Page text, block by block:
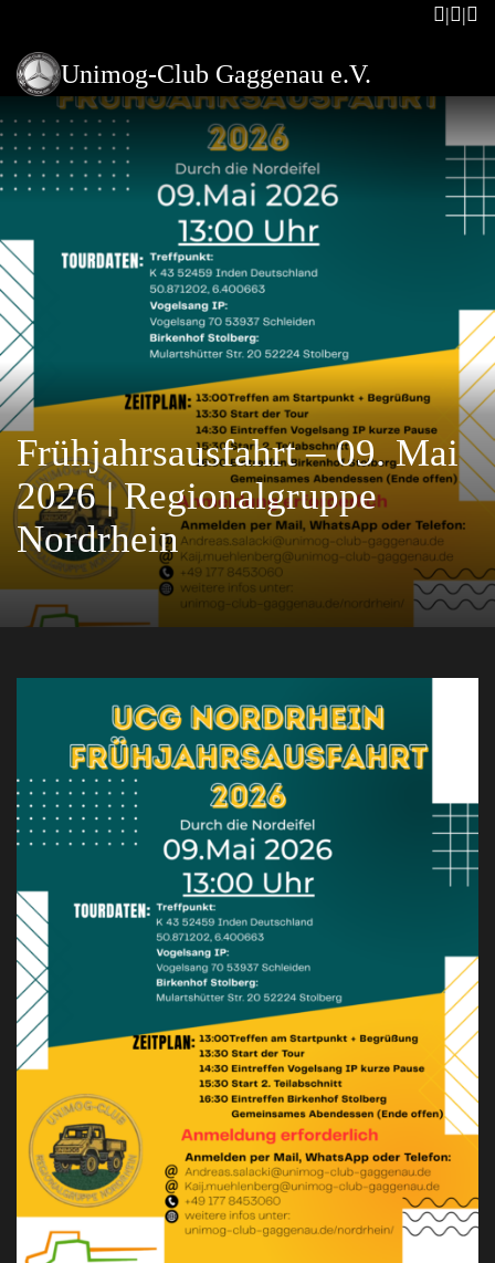
Unimog-Club Gaggenau e.V.
Frühjahrsausfahrt – 09. Mai
2026 | Regionalgruppe
Nordrhein